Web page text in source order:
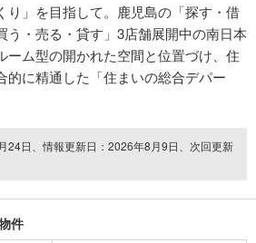
り」を目指して。鹿児島の「探す・借
う・売る・貸す」3店舗展開中の南日本
ーム型の開かれた空間と位置づけ、住
的に精通した「住まいの総合デパー
24日、情報更新日：2026年8月9日、次回更新
件